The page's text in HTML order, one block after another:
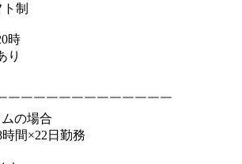
制
時
り
￣￣￣￣￣￣￣￣￣￣￣￣￣
の場合
間×22日勤務